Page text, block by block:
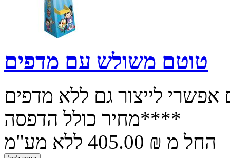
טוטם משולש עם מדפים
לייצור גם ללא מדפים
**מחיר כולל הדפסה**
החל מ ₪ 405.00 ללא מע"מ